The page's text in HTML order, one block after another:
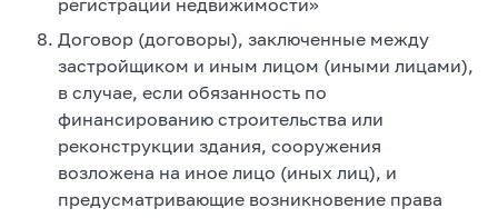
Договор (договоры), заключенные между
застройщиком и иным лицом (иными лицами),
в случае, если обязанность по
финансированию строительства или
реконструкции здания, сооружения
возложена на иное лицо (иных лиц), и
предусматривающие возникновение права